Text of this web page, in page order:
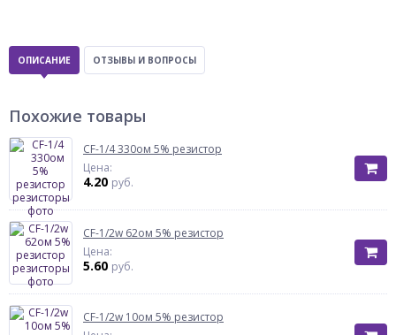
ОПИСАНИЕ ОТЗЫВЫ И ВОПРОСЫ
Похожие товары
CF-1/4 330ом 5% резистор
Цена:
4.20 руб.
CF-1/2w 62ом 5% резистор
Цена:
5.60 руб.
CF-1/2w 10ом 5% резистор